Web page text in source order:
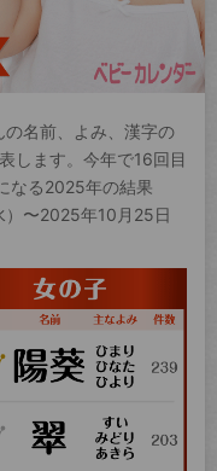
名前、よみ、漢字の
します。今年で16回目
なる2025年の結果
）〜2025年10月25日